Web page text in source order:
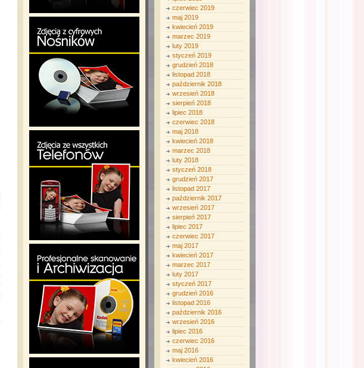
czerwiec 2019
maj 2019
kwiecień 2019
marzec 2019
luty 2019
styczeń 2019
grudzień 2018
listopad 2018
październik 2018
wrzesień 2018
sierpień 2018
lipiec 2018
czerwiec 2018
maj 2018
kwiecień 2018
marzec 2018
luty 2018
styczeń 2018
grudzień 2017
listopad 2017
październik 2017
wrzesień 2017
sierpień 2017
lipiec 2017
czerwiec 2017
maj 2017
kwiecień 2017
marzec 2017
luty 2017
styczeń 2017
grudzień 2016
listopad 2016
październik 2016
wrzesień 2016
lipiec 2016
czerwiec 2016
maj 2016
kwiecień 2016